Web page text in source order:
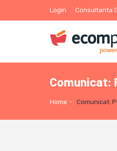
Login Consultanta
Comunicat:
Home - Comunicat: